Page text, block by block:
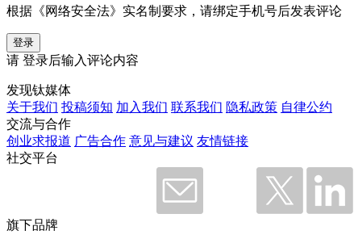
根据《网络安全法》实名制要求，请绑定手机号后发表评论
登录
请 登录后输入评论内容
发现钛媒体
关于我们 投稿须知 加入我们 联系我们 隐私政策 自律公约
交流与合作
创业求报道 广告合作 意见与建议 友情链接
社交平台
旗下品牌